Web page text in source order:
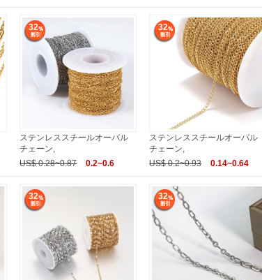
32
ステンレススチールオーバル
チェーン,
US$ 0.28~0.87
0.2~0.6
32
ステンレススチールオーバル
チェーン,
US$ 0.2~0.93
0.14~0.64
32 32